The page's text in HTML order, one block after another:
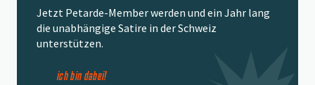
Jetzt Petarde-Member werden und ein Jahr lang
die unabhängige Satire in der Schweiz
unterstützen.
ich bin dabei!